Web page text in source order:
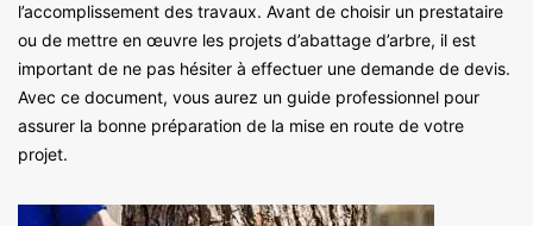
l’accomplissement des travaux. Avant de choisir un prestataire
ou de mettre en œuvre les projets d’abattage d’arbre, il est
important de ne pas hésiter à effectuer une demande de devis.
Avec ce document, vous aurez un guide professionnel pour
assurer la bonne préparation de la mise en route de votre
projet.